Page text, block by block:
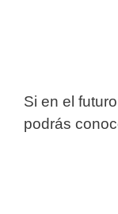
Si en el
podrás